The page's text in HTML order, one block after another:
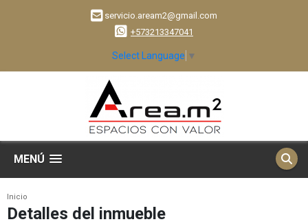
servicio.aream2@gmail.com
+573213347041
Select Language ▼
MENÚ
Inicio
Detalles del inmueble